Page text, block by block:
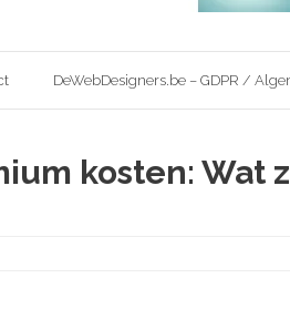
DeWebDesigners.be – GDPR /
kosten: Wat